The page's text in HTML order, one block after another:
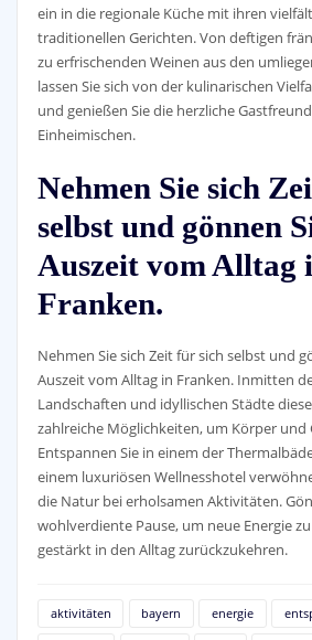
ein in die regionale Küche mit ihren
traditionellen Gerichten. Von deftigen
zu erfrischenden Weinen aus den
lassen Sie sich von der kulinarischen
und genießen Sie die herzliche
Einheimischen.
Nehmen Sie sich
selbst und gönnen
Auszeit vom Alltag
Franken.
Nehmen Sie sich Zeit für sich selbst und
Auszeit vom Alltag in Franken. Inmitten
Landschaften und idyllischen Städte
zahlreiche Möglichkeiten, um Körper und
Entspannen Sie in einem der
einem luxuriösen Wellnesshotel
die Natur bei erholsamen Aktivitäten.
wohlverdiente Pause, um neue Energie
gestärkt in den Alltag zurückzukehren.
aktivitäten bayern energie